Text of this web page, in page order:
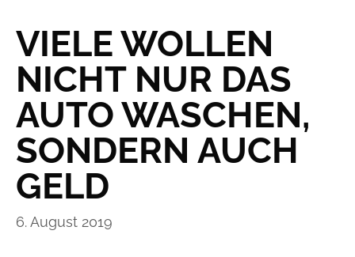
VIELE WOLLEN
NICHT NUR DAS
AUTO WASCHEN,
SONDERN AUCH
GELD
6. August 2019